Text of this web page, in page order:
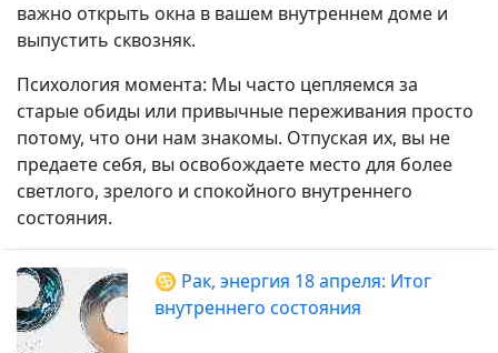
важно открыть окна в вашем внутреннем доме и
выпустить сквозняк.
Психология момента: Мы часто цепляемся за
старые обиды или привычные переживания просто
потому, что они нам знакомы. Отпуская их, вы не
предаете себя, вы освобождаете место для более
светлого, зрелого и спокойного внутреннего
состояния.
♋ Рак, энергия 18 апреля: Итог
внутреннего состояния